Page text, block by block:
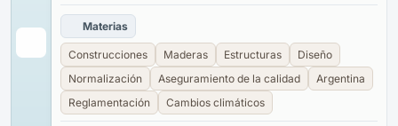
Materias
Construcciones Maderas Estructuras
Diseño
Normalización
Aseguramiento de la calidad
Argentina
Reglamentación
Cambios climáticos